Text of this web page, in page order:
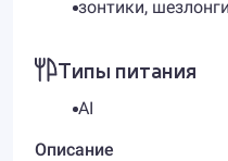
зонтики,
Типы питания
AI
Описание